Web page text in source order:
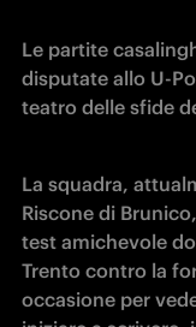
Le partite
disputate allo U-
teatro delle sfide
La squadra,
Riscone di
test amichevole
Trento contro la
occasione per